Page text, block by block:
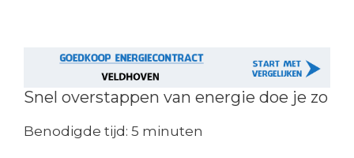
Snel overstappen van energie doe je zo
Benodigde tijd: 5 minuten